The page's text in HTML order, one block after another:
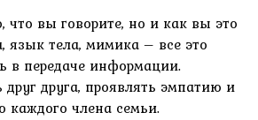
что вы говорите, но и как вы это
язык тела, мимика – все это
в передаче информации.
друга, проявлять эмпатию и
члена семьи.